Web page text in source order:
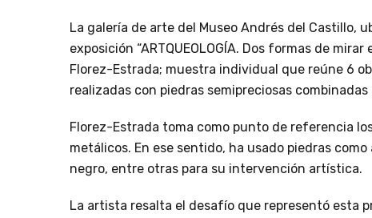
La galería de arte del Museo Andrés del Castillo,
exposición “ARTQUEOLOGÍA. Dos formas de
Florez-Estrada; muestra individual que reúne 6
realizadas con piedras semipreciosas
Florez-Estrada toma como punto de referencia
metálicos. En ese sentido, ha usado piedras
negro, entre otras para su intervención artística.
La artista resalta el desafío que representó esta